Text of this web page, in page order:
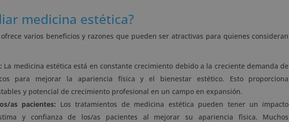
medicina estética?
varios beneficios y razones que pueden ser atractivas para quienes consideran
La medicina estética está en constante crecimiento debido a la creciente demanda de
para mejorar la apariencia física y el bienestar estético. Esto proporciona
y potencial de crecimiento profesional en un campo en expansión.
as pacientes: Los tratamientos de medicina estética pueden tener un impacto
y confianza de los/as pacientes al mejorar su apariencia física. Muchos